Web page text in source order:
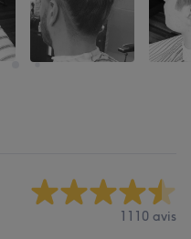
1110 avis